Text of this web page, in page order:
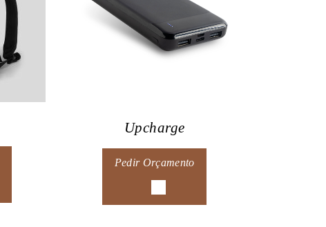
Upcharge
Pedir Orçamento